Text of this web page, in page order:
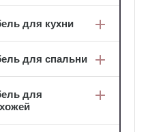
для кухни
для спальни
для